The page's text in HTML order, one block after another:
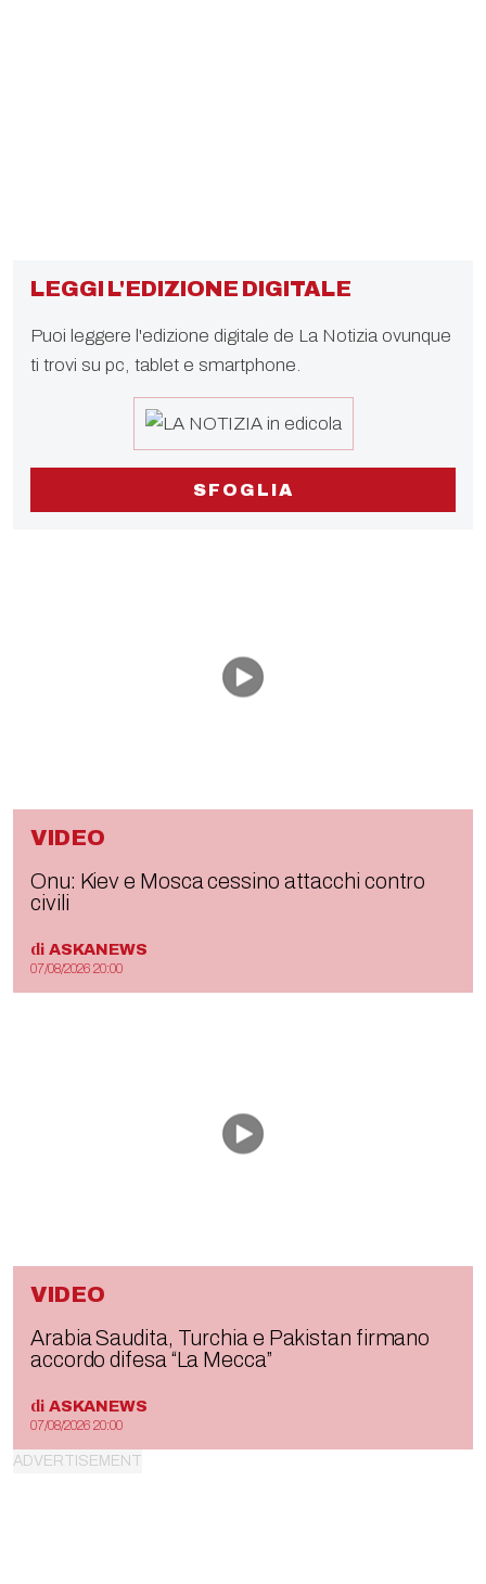
LEGGI L'EDIZIONE DIGITALE
Puoi leggere l'edizione digitale de La Notizia ovunque
ti trovi su pc, tablet e smartphone.
SFOGLIA
VIDEO
Onu: Kiev e Mosca cessino attacchi contro
civili
di ASKANEWS
07/08/2026 20:00
VIDEO
Arabia Saudita, Turchia e Pakistan firmano
accordo difesa “La Mecca”
di ASKANEWS
07/08/2026 20:00